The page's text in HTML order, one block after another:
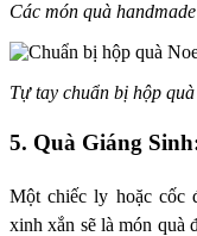
Các món quà
Tự tay chuẩn bị hộp
5. Quà Giáng
Một chiếc ly hoặc cốc
xinh xắn sẽ là món quà